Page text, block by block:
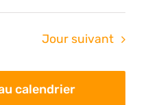
de
Jour suivant
calendrier